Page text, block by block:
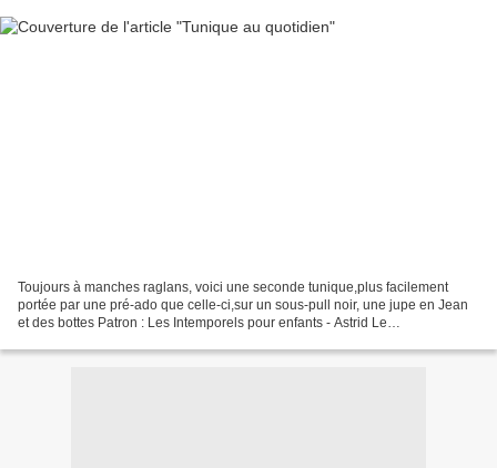
Toujours à manches raglans, voici une seconde tunique,plus facilement
portée par une pré-ado que celle-ci,sur un sous-pull noir, une jupe en Jean
et des bottes Patron : Les Intemporels pour enfants - Astrid Le